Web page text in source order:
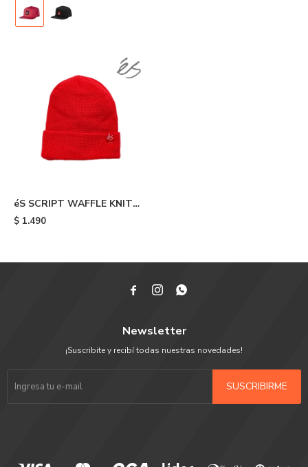
éS SCRIPT WAFFLE KNIT
BEANIE - 600
$ 1.490
  
Newsletter
¡Suscribite y recibí todas nuestras novedades!
SUSCRIBIRME